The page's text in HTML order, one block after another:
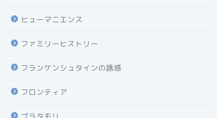
ヒューマニエンス
ファミリーヒストリー
フランケンシュタインの誘惑
フロンティア